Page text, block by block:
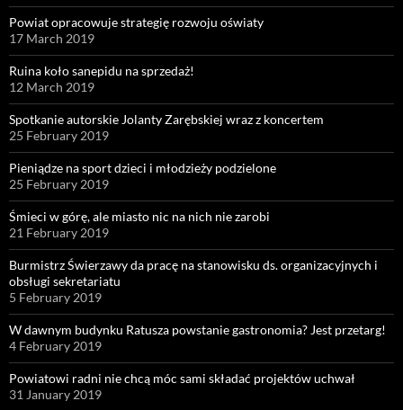
Powiat opracowuje strategię rozwoju oświaty
17 March 2019
Ruina koło sanepidu na sprzedaż!
12 March 2019
Spotkanie autorskie Jolanty Zarębskiej wraz z koncertem
25 February 2019
Pieniądze na sport dzieci i młodzieży podzielone
25 February 2019
Śmieci w górę, ale miasto nic na nich nie zarobi
21 February 2019
Burmistrz Świerzawy da pracę na stanowisku ds. organizacyjnych i
obsługi sekretariatu
5 February 2019
W dawnym budynku Ratusza powstanie gastronomia? Jest przetarg!
4 February 2019
Powiatowi radni nie chcą móc sami składać projektów uchwał
31 January 2019